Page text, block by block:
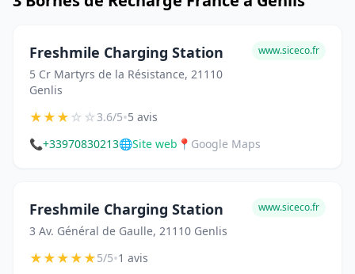
Freshmile Charging Station
5 Cr Martyrs de la Résistance, 21110
Genlis
www.siceco.fr
★★★☆☆3.6/5•5 avis
📞+33970830213🌐Site web 📍 Google Maps
Freshmile Charging Station
3 Av. Général de Gaulle, 21110 Genlis
www.siceco.fr
★★★★★5/5•1 avis